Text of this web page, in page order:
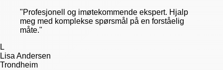
"Profesjonell og imøtekommende ekspert. Hjalp
meg med komplekse spørsmål på en forståelig
måte."
L
Lisa Andersen
Trondheim